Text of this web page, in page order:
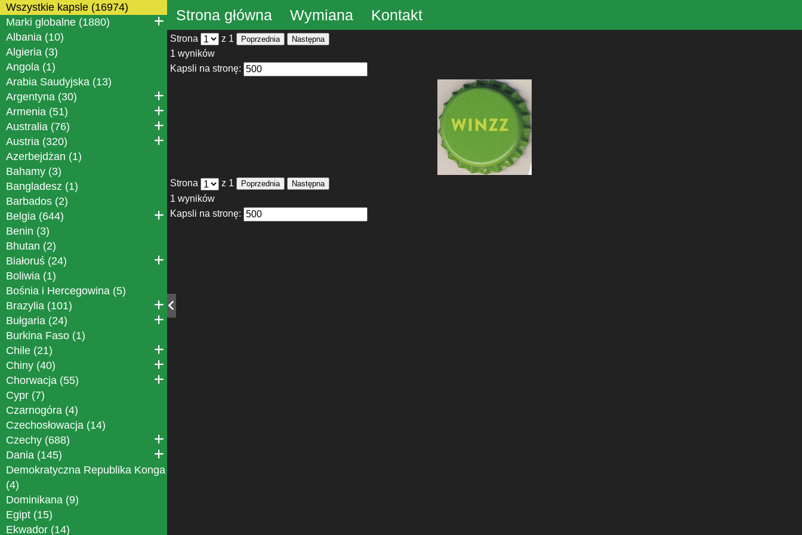
Wszystkie kapsle (16974)
Marki globalne (1880)
Albania (10)
Algieria (3)
Angola (1)
Arabia Saudyjska (13)
Argentyna (30)
Armenia (51)
Australia (76)
Austria (320)
Azerbejdżan (1)
Bahamy (3)
Bangladesz (1)
Barbados (2)
Belgia (644)
Benin (3)
Bhutan (2)
Białoruś (24)
Boliwia (1)
Bośnia i Hercegowina (5)
Brazylia (101)
Bułgaria (24)
Burkina Faso (1)
Chile (21)
Chiny (40)
Chorwacja (55)
Cypr (7)
Czarnogóra (4)
Czechosłowacja (14)
Czechy (688)
Dania (145)
Demokratyczna Republika Konga
(4)
Dominikana (9)
Egipt (15)
Ekwador (14)
Strona główna Wymiana Kontakt
Strona z 1 Poprzednia Następna
1 wyników
Kapsli na stronę:
Strona z 1 Poprzednia Następna
1 wyników
Kapsli na stronę: